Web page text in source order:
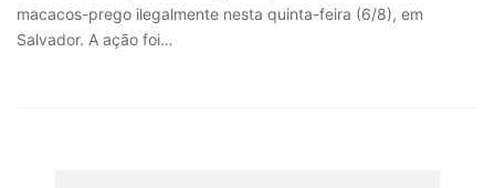
macacos-prego ilegalmente nesta quinta-feira (6/8), em
Salvador. A ação foi…